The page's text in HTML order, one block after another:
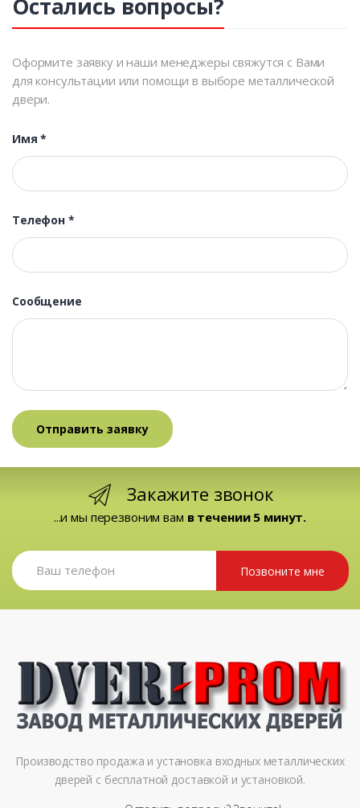
Остались вопросы?
Оформите заявку и наши менеджеры свяжутся с Вами
для консультации или помощи в выборе металлической
двери.
Имя*
Телефон *
Сообщение
Закажите звонок
...и мы перезвоним вам в течении 5 минут.
Позвоните мне
Производство продажа и установка входных металлических
дверей с бесплатной доставкой и установкой.